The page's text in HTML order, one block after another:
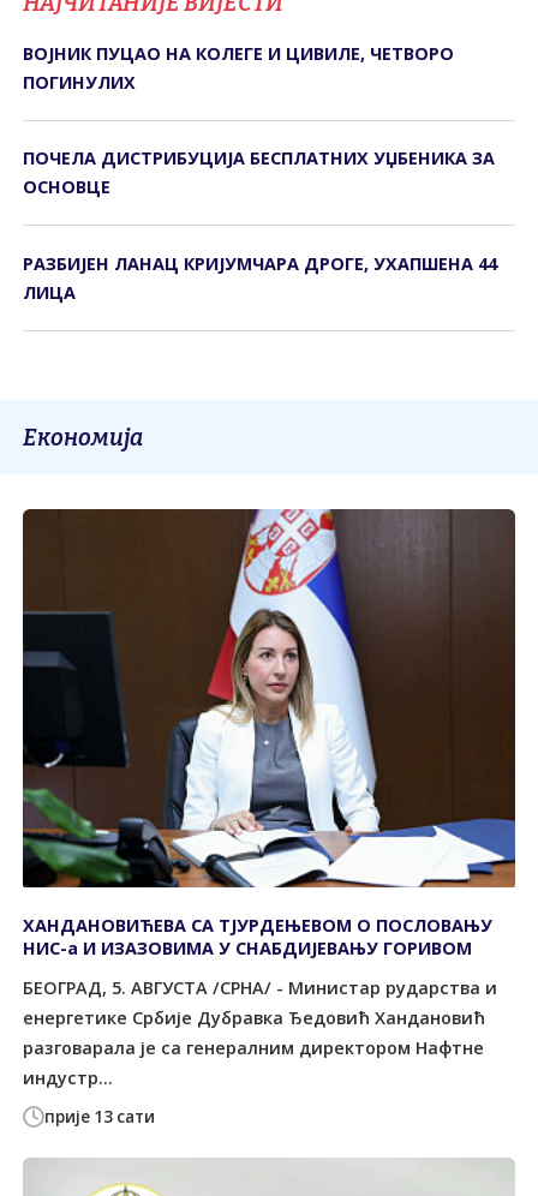
ВОЈНИК ПУЦАО НА КОЛЕГЕ И ЦИВИЛЕ, ЧЕТВОРО
ПОГИНУЛИХ
ПОЧЕЛА ДИСТРИБУЦИЈА БЕСПЛАТНИХ УЏБЕНИКА ЗА
ОСНОВЦЕ
РАЗБИЈЕН ЛАНАЦ КРИЈУМЧАРА ДРОГЕ, УХАПШЕНА 44
ЛИЦА
Економија
прије 13 сати
ХАНДАНОВИЋЕВА СА ТЈУРДЕЊЕВОМ О ПОСЛОВАЊУ
НИС-а И ИЗАЗОВИМА У СНАБДИЈЕВАЊУ ГОРИВОМ
БЕОГРАД, 5. АВГУСТА /СРНА/ - Министар рударства и
енергетике Србије Дубравка Ђедовић Хандановић
разговарала је са генералним директором Нафтне
индустр...